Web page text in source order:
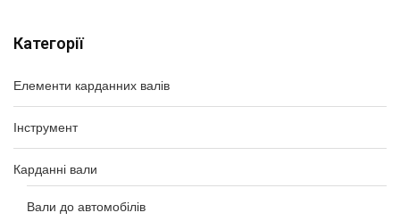
Категорії
Елементи карданних валів
Інструмент
Карданні вали
Вали до автомобілів